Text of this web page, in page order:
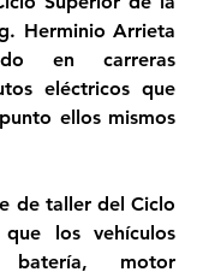
Herminio Arrieta
en carreras
eléctricos que
ellos mismos
de taller del Ciclo
los vehículos
batería, motor